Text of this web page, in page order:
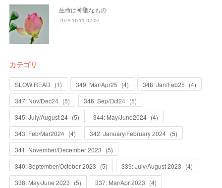
生命は神聖なもの
2025.10.11 02:07
カテゴリ
SLOW READ (1) 349: Mar/Apr25 (4) 348: Jan/Feb25 (4)
347: Nov/Dec24 (5) 346: Sep/Oct24 (5)
345: July/August 24 (5) 344: May/June2024 (4)
343: Feb/Mar2024 (4) 342: January/February 2024 (5)
341: November/December 2023 (5)
340: September/October 2023 (5) 339: July/August 2023 (4)
338: May/June 2023 (5) 337: Mar/Apr 2023 (4)